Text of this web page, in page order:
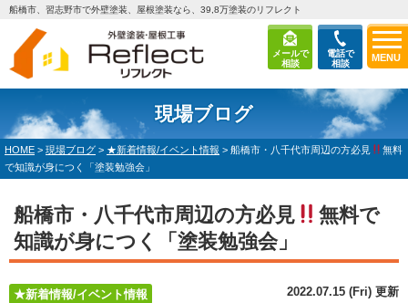
メールで
相談
電話で
相談
MENU
船橋市、習志野市で外壁塗装、屋根塗装なら、39,8万塗装のリフレクト
現場ブログ
HOME > 現場ブログ > ★新着情報/イベント情報 > 船橋市・八千代市周辺の方必見
無料
で知識が身につく「塗装勉強会」
船橋市・八千代市周辺の方必見
無料で
知識が身につく「塗装勉強会」
★新着情報/イベント情報 2022.07.15 (Fri) 更新